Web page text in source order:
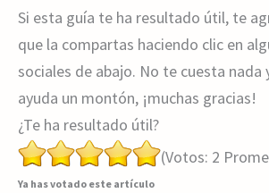
Si esta guía te ha resultado útil, te
que la compartas haciendo clic en
sociales de abajo. No te cuesta nada
ayuda un montón, ¡muchas gracias!
¿Te ha resultado útil?
(Votos: 2
Ya has votado este artículo